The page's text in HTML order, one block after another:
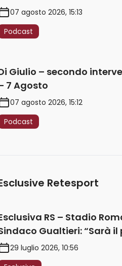
07 agosto 2026, 15:13
Podcast
Giulio – secondo
7 Agosto
07 agosto 2026, 15:12
Podcast
Retesport
RS – Stadio
Gualtieri: “Sarà il
del mondo.
politica. Prima pietra
29 luglio 2026, 10:56